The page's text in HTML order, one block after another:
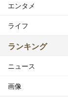
エンタメ
ライフ
ランキング
ニュース
画像